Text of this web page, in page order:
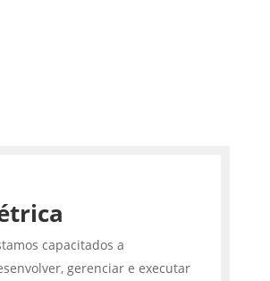
capacitados a
gerenciar e executar